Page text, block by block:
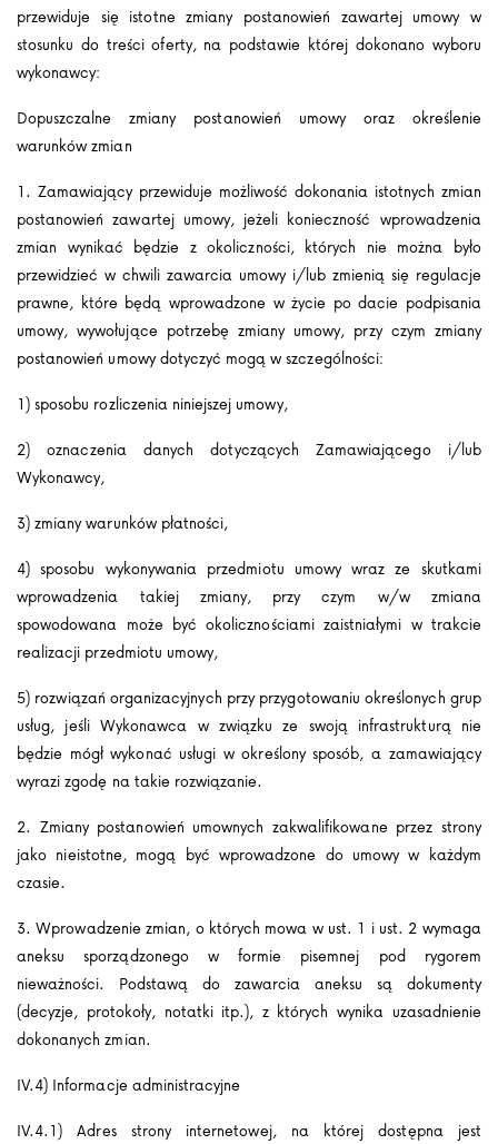
przewiduje się istotne zmiany postanowień zawartej umowy w
stosunku do treści oferty, na podstawie której dokonano wyboru
wykonawcy:
Dopuszczalne zmiany postanowień umowy oraz określenie
warunków zmian
1. Zamawiający przewiduje możliwość dokonania istotnych zmian
postanowień zawartej umowy, jeżeli konieczność wprowadzenia
zmian wynikać będzie z okoliczności, których nie można było
przewidzieć w chwili zawarcia umowy i/lub zmienią się regulacje
prawne, które będą wprowadzone w życie po dacie podpisania
umowy, wywołujące potrzebę zmiany umowy, przy czym zmiany
postanowień umowy dotyczyć mogą w szczególności:
1) sposobu rozliczenia niniejszej umowy,
2) oznaczenia danych dotyczących Zamawiającego i/lub
Wykonawcy,
3) zmiany warunków płatności,
4) sposobu wykonywania przedmiotu umowy wraz ze skutkami
wprowadzenia takiej zmiany, przy czym w/w zmiana
spowodowana może być okolicznościami zaistniałymi w trakcie
realizacji przedmiotu umowy,
5) rozwiązań organizacyjnych przy przygotowaniu określonych grup
usług, jeśli Wykonawca w związku ze swoją infrastrukturą nie
będzie mógł wykonać usługi w określony sposób, a zamawiający
wyrazi zgodę na takie rozwiązanie.
2. Zmiany postanowień umownych zakwalifikowane przez strony
jako nieistotne, mogą być wprowadzone do umowy w każdym
czasie.
3. Wprowadzenie zmian, o których mowa w ust. 1 i ust. 2 wymaga
aneksu sporządzonego w formie pisemnej pod rygorem
nieważności. Podstawą do zawarcia aneksu są dokumenty
(decyzje, protokoły, notatki itp.), z których wynika uzasadnienie
dokonanych zmian.
IV.4) Informacje administracyjne
IV.4.1) Adres strony internetowej, na której dostępna jest